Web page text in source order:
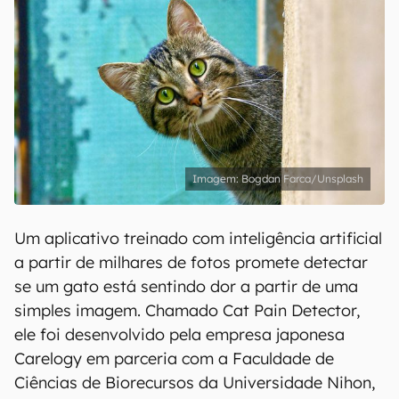
Bogdan Farca/Unsplash
Um aplicativo treinado com inteligência artificial
a partir de milhares de fotos promete detectar
se um gato está sentindo dor a partir de uma
simples imagem. Chamado Cat Pain Detector,
ele foi desenvolvido pela empresa japonesa
Carelogy em parceria com a Faculdade de
Ciências de Biorecursos da Universidade Nihon,